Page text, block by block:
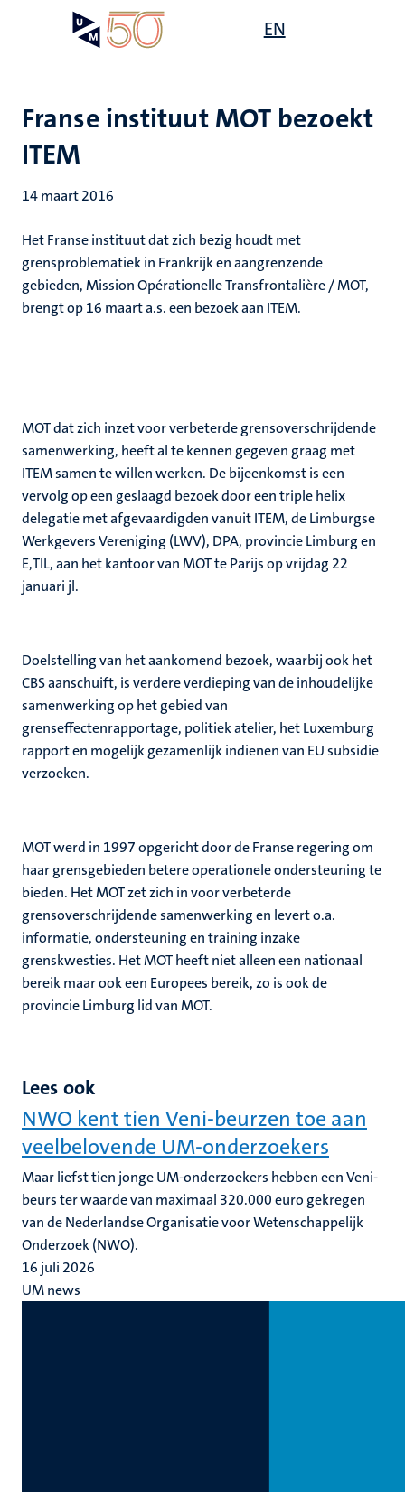
gaan
EN
Franse instituut MOT bezoekt
ITEM
14 maart 2016
Het Franse instituut dat zich bezig houdt met
grensproblematiek in Frankrijk en aangrenzende
gebieden, Mission Opérationelle Transfrontalière / MOT,
brengt op 16 maart a.s. een bezoek aan ITEM.
MOT dat zich inzet voor verbeterde grensoverschrijdende
samenwerking, heeft al te kennen gegeven graag met
ITEM samen te willen werken. De bijeenkomst is een
vervolg op een geslaagd bezoek door een triple helix
delegatie met afgevaardigden vanuit ITEM, de Limburgse
Werkgevers Vereniging (LWV), DPA, provincie Limburg en
E,TIL, aan het kantoor van MOT te Parijs op vrijdag 22
januari jl.
Doelstelling van het aankomend bezoek, waarbij ook het
CBS aanschuift, is verdere verdieping van de inhoudelijke
samenwerking op het gebied van
grenseffectenrapportage, politiek atelier, het Luxemburg
rapport en mogelijk gezamenlijk indienen van EU subsidie
verzoeken.
MOT werd in 1997 opgericht door de Franse regering om
haar grensgebieden betere operationele ondersteuning te
bieden. Het MOT zet zich in voor verbeterde
grensoverschrijdende samenwerking en levert o.a.
informatie, ondersteuning en training inzake
grenskwesties. Het MOT heeft niet alleen een nationaal
bereik maar ook een Europees bereik, zo is ook de
provincie Limburg lid van MOT.
Lees ook
NWO kent tien Veni-beurzen toe aan
veelbelovende UM-onderzoekers
Maar liefst tien jonge UM-onderzoekers hebben een Veni-
beurs ter waarde van maximaal 320.000 euro gekregen
van de Nederlandse Organisatie voor Wetenschappelijk
Onderzoek (NWO).
16 juli 2026
UM news